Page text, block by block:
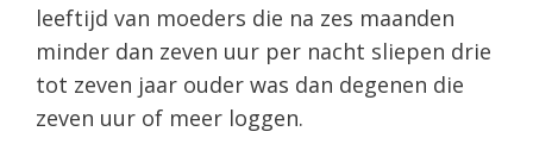
leeftijd van moeders die na zes maanden
minder dan zeven uur per nacht sliepen drie
tot zeven jaar ouder was dan degenen die
zeven uur of meer loggen.